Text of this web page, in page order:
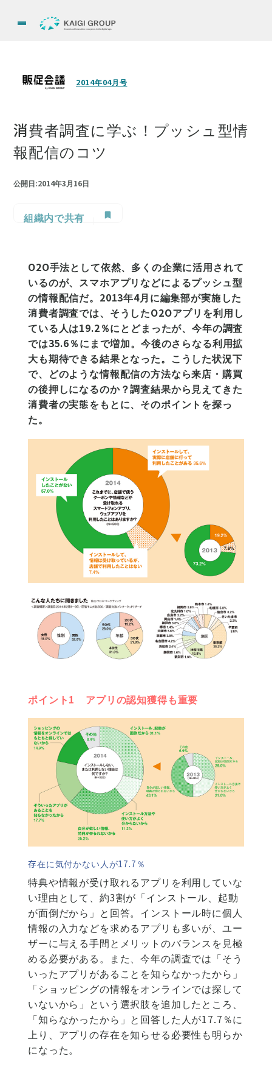
2014年04月号
消費者調査に学ぶ！プッシュ型情
報配信のコツ
公開日:2014年3月16日
組織内で共有
O2O手法として依然、多くの企業に活用されて
いるのが、スマホアプリなどによるプッシュ型
の情報配信だ。2013年4月に編集部が実施した
消費者調査では、そうしたO2Oアプリを利用し
ている人は19.2％にとどまったが、今年の調査
では35.6％にまで増加。今後のさらなる利用拡
大も期待できる結果となった。こうした状況下
で、どのような情報配信の方法なら来店・購買
の後押しになるのか？調査結果から見えてきた
消費者の実態をもとに、そのポイントを探っ
た。
ポイント1 アプリの認知獲得も重要
存在に気付かない人が17.7％
特典や情報が受け取れるアプリを利用していな
い理由として、約3割が「インストール、起動
が面倒だから」と回答。インストール時に個人
情報の入力などを求めるアプリも多いが、ユー
ザーに与える手間とメリットのバランスを見極
める必要がある。また、今年の調査では「そう
いったアプリがあることを知らなかったから」
「ショッピングの情報をオンラインでは探して
いないから」という選択肢を追加したところ、
「知らなかったから」と回答した人が17.7％に
上り、アプリの存在を知らせる必要性も明らか
になった。